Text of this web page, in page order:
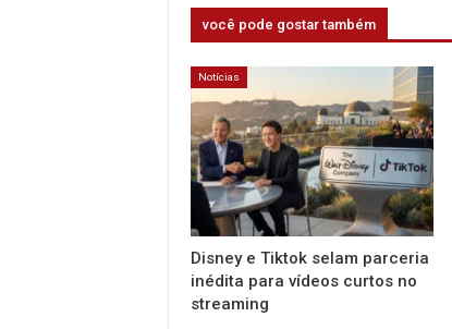
você pode gostar também
Notícias
Disney e Tiktok selam parceria
inédita para vídeos curtos no
streaming